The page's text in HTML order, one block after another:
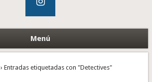
Menú
› Entradas etiquetadas con "Detectives"